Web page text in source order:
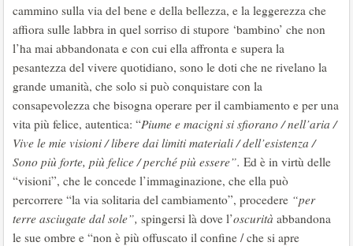
cammino sulla via del bene e della bellezza, e la leggerezza che
affiora sulle labbra in quel sorriso di stupore ‘bambino’ che non
l’ha mai abbandonata e con cui ella affronta e supera la
pesantezza del vivere quotidiano, sono le doti che ne rivelano la
grande umanità, che solo si può conquistare con la
consapevolezza che bisogna operare per il cambiamento e per una
vita più felice, autentica: “Piume e macigni si sfiorano / nell’aria /
Vive le mie visioni / libere dai limiti materiali / dell’esistenza /
Sono più forte, più felice / perché più essere”. Ed è in virtù delle
“visioni”, che le concede l’immaginazione, che ella può
percorrere “la via solitaria del cambiamento”, procedere “per
terre asciugate dal sole”, spingersi là dove l’oscurità abbandona
le sue ombre e “non è più offuscato il confine / che si apre